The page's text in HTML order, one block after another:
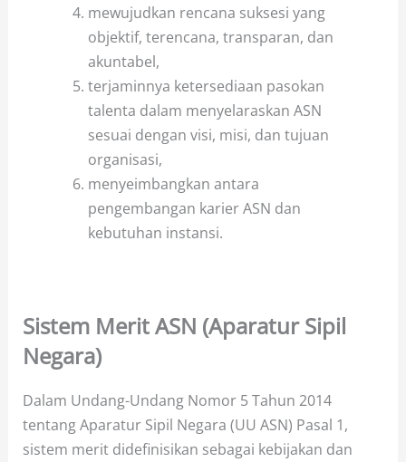
mewujudkan rencana suksesi yang
objektif, terencana, transparan, dan
akuntabel,
terjaminnya ketersediaan pasokan
talenta dalam menyelaraskan ASN
sesuai dengan visi, misi, dan tujuan
organisasi,
menyeimbangkan antara
pengembangan karier ASN dan
kebutuhan instansi.
Sistem Merit ASN (Aparatur Sipil
Negara)
Dalam Undang-Undang Nomor 5 Tahun 2014
tentang Aparatur Sipil Negara (UU ASN) Pasal 1,
sistem merit didefinisikan sebagai kebijakan dan